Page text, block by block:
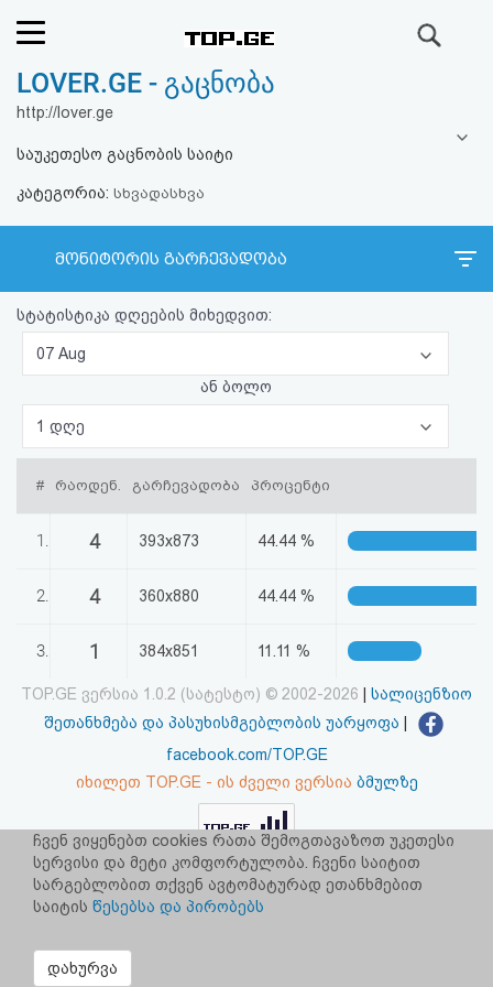
რეიტინგი
ფოსტა
კითხვა-
პასუხი
ავტორიზაცია
რეგისტრაცია
აღდგენა
კოდი
შეთანხმება
პასუხისმგებლობის
უარყოფა
LOVER.GE - გაცნობა
http://lover.ge
საუკეთესო გაცნობის საიტი
კატეგორია: სხვადასხვა
მონიტორის გარჩევადობა
სტატისტიკა დღეების მიხედვით:
07 Aug
ან ბოლო
1 დღე
# რაოდენ. გარჩევადობა პროცენტი
1. 4 393x873 44.44 %
2. 4 360x880 44.44 %
3. 1 384x851 11.11 %
TOP.GE ვერსია 1.0.2 (სატესტო) © 2002-2026
სალიცენზიო
შეთანხმება და პასუხისმგებლობის უარყოფა
facebook.com/TOP.GE
იხილეთ TOP.GE - ის ძველი ვერსია ბმულზე
რეკლამა TOP.GE - ზე
TOP.GE-ს სერვერების განთავსებას და ინტერნეტთან კავშირს
უზრუნველყოფს:CLOUD9
ჩვენ ვიყენებთ cookies რათა შემოგთავაზოთ უკეთესი
სერვისი და მეტი კომფორტულობა. ჩვენი საიტით
სარგებლობით თქვენ ავტომატურად ეთანხმებით
საიტის წესებსა და პირობებს
დახურვა